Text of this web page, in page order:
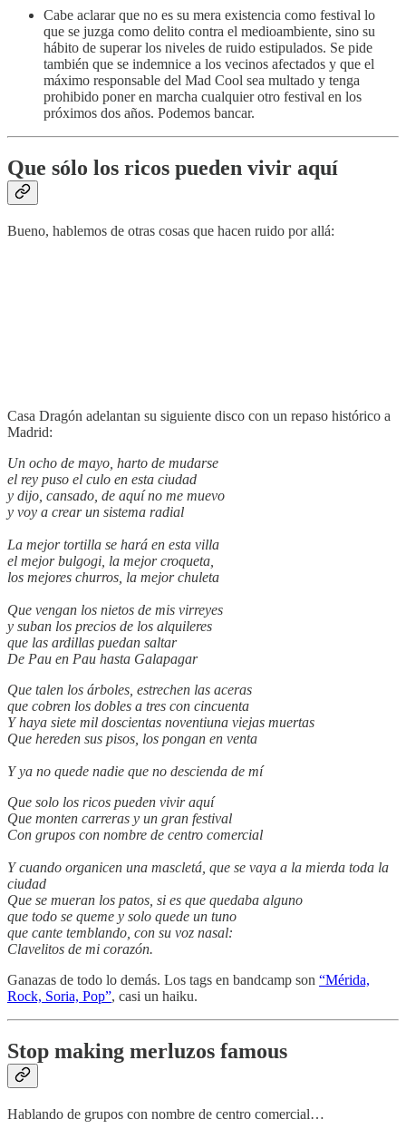
Cabe aclarar que no es su mera existencia como festival lo
que se juzga como delito contra el medioambiente, sino su
hábito de superar los niveles de ruido estipulados. Se pide
también que se indemnice a los vecinos afectados y que el
máximo responsable del Mad Cool sea multado y tenga
prohibido poner en marcha cualquier otro festival en los
próximos dos años. Podemos bancar.
Que sólo los ricos pueden vivir aquí
Bueno, hablemos de otras cosas que hacen ruido por allá:
Casa Dragón adelantan su siguiente disco con un repaso histórico a
Madrid:
Un ocho de mayo, harto de mudarse
el rey puso el culo en esta ciudad
y dijo, cansado, de aquí no me muevo
y voy a crear un sistema radial
La mejor tortilla se hará en esta villa
el mejor bulgogi, la mejor croqueta,
los mejores churros, la mejor chuleta
Que vengan los nietos de mis virreyes
y suban los precios de los alquileres
que las ardillas puedan saltar
De Pau en Pau hasta Galapagar
Que talen los árboles, estrechen las aceras
que cobren los dobles a tres con cincuenta
Y haya siete mil doscientas noventiuna viejas muertas
Que hereden sus pisos, los pongan en venta
Y ya no quede nadie que no descienda de mí
Que solo los ricos pueden vivir aquí
Que monten carreras y un gran festival
Con grupos con nombre de centro comercial
Y cuando organicen una mascletá, que se vaya a la mierda toda la
ciudad
Que se mueran los patos, si es que quedaba alguno
que todo se queme y solo quede un tuno
que cante temblando, con su voz nasal:
Clavelitos de mi corazón.
Ganazas de todo lo demás. Los tags en bandcamp son “Mérida,
Rock, Soria, Pop”, casi un haiku.
Stop making merluzos famous
Hablando de grupos con nombre de centro comercial…